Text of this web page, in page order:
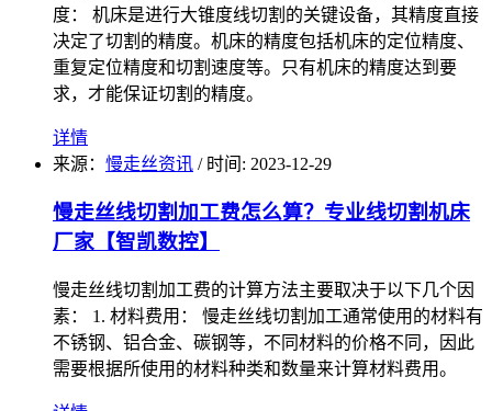
度： 机床是进行大锥度线切割的关键设备，其精度直接
决定了切割的精度。机床的精度包括机床的定位精度、
重复定位精度和切割速度等。只有机床的精度达到要
求，才能保证切割的精度。
详情
来源： 慢走丝资讯 / 时间: 2023-12-29
慢走丝线切割加工费怎么算？专业线切割机床
厂家【智凯数控】
慢走丝线切割加工费的计算方法主要取决于以下几个因
素： 1. 材料费用： 慢走丝线切割加工通常使用的材料有
不锈钢、铝合金、碳钢等，不同材料的价格不同，因此
需要根据所使用的材料种类和数量来计算材料费用。